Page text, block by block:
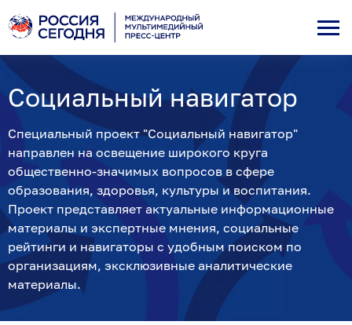
Социальный навигатор
Специальный проект "Социальный навигатор"
направлен на освещение широкого круга
общественно-значимых вопросов в сфере
образования, здоровья, культуры и воспитания.
Проект представляет актуальные информационные
материалы и экспертные мнения, социальные
рейтинги и навигаторы с удобным поиском по
организациям, эксклюзивные аналитические
материалы.